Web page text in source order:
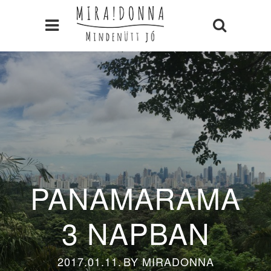
PANAMARAMA
3 NAPBAN
2017.01.11.BYMIRADONNA